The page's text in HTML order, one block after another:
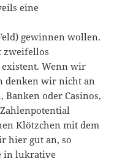
eine
gewinnen wollen.
zweifellos
Wenn wir
denken wir nicht an
oder Casinos,
Klötzchen mit dem
hier gut an, so
in lukrative